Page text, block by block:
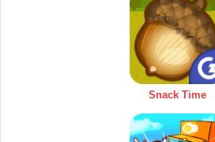
Snack Time